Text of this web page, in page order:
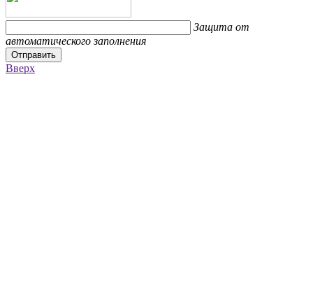
Защита от
автоматического заполнения
Отправить
Вверх